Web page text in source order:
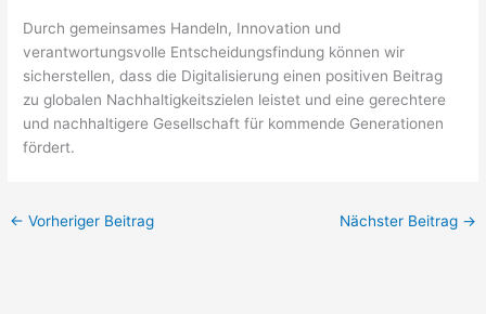
Durch gemeinsames Handeln, Innovation und
verantwortungsvolle Entscheidungsfindung können wir
sicherstellen, dass die Digitalisierung einen positiven Beitrag
zu globalen Nachhaltigkeitszielen leistet und eine gerechtere
und nachhaltigere Gesellschaft für kommende Generationen
fördert.
← Vorheriger Beitrag Nächster Beitrag →